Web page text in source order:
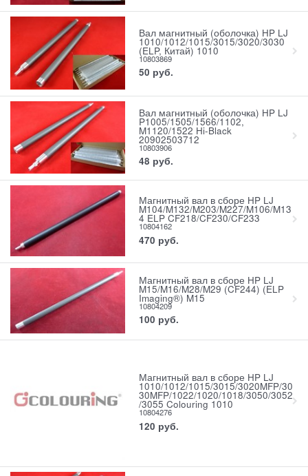
Вал магнитный (оболочка) HP LJ
1010/1012/1015/3015/3020/3030
(ELP, Китай) 1010
10803869
50 руб.
Вал магнитный (оболочка) HP LJ
P1005/1505/1566/1102,
M1120/1522 Hi-Black
20902503712
10803906
48 руб.
Магнитный вал в сборе HP LJ
M104/M132/M203/M227/M106/M13
4 ELP CF218/CF230/CF233
10804162
470 руб.
Магнитный вал в сборе HP LJ
M15/M16/M28/M29 (CF244) (ELP
Imaging®) M15
10804209
100 руб.
Магнитный вал в сборе HP LJ
1010/1012/1015/3015/3020MFP/30
30MFP/1022/1020/1018/3050/3052
/3055 Colouring 1010
10804276
120 руб.